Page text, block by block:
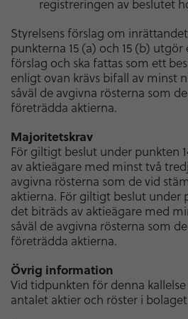
registreringen av beslutet
Styrelsens förslag om
punkterna 15 (a) och 15 (b)
förslag och ska fattas som ett
enligt ovan krävs bifall av minst
såväl de avgivna rösterna som
företrädda aktierna.
Majoritetskrav
För giltigt beslut under punkten
av aktieägare med minst två
avgivna rösterna som de vid
aktierna. För giltigt beslut under
det biträds av aktieägare med
såväl de avgivna rösterna som
företrädda aktierna.
Övrig information
Vid tidpunkten för denna
antalet aktier och röster i bolaget